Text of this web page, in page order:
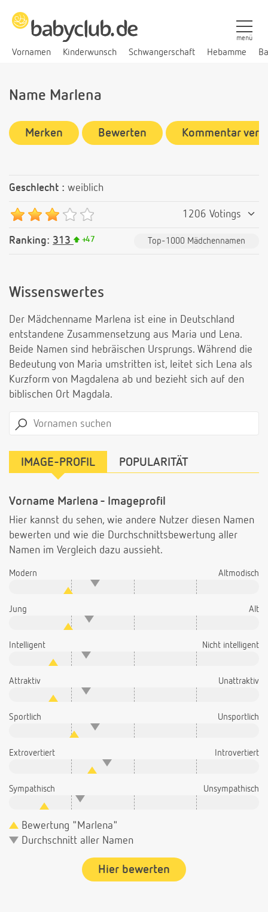
Vornamen Kinderwunsch Schwangerschaft Hebamme
menü
Name Marlena
Merken Bewerten Kommentar
Geschlecht : weiblich
1206 Votings
Ranking: 313 +47 Top-1000 Mädchennamen
Wissenswertes
Der Mädchenname Marlena ist eine in Deutschland
entstandene Zusammensetzung aus Maria und Lena.
Beide Namen sind hebräischen Ursprungs. Während die
Bedeutung von Maria umstritten ist, leitet sich Lena als
Kurzform von Magdalena ab und bezieht sich auf den
biblischen Ort Magdala.
IMAGE-PROFIL POPULARITÄT
Vorname Marlena - Imageprofil
Hier kannst du sehen, wie andere Nutzer diesen Namen
bewerten und wie die Durchschnittsbewertung aller
Namen im Vergleich dazu aussieht.
Modern Altmodisch
Jung Alt
Intelligent Nicht intelligent
Attraktiv Unattraktiv
Sportlich Unsportlich
Extrovertiert Introvertiert
Sympathisch Unsympathisch
Bewertung "Marlena"
Durchschnitt aller Namen
Hier bewerten